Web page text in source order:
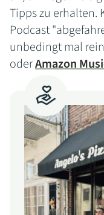
Tipps zu erhalten.
Podcast
unbedingt mal
oderAmazon